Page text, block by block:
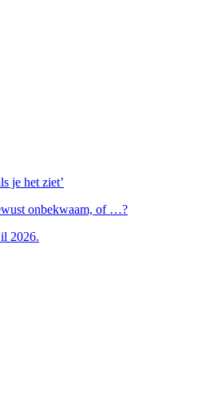
je het ziet’
onbekwaam, of …?
2026.